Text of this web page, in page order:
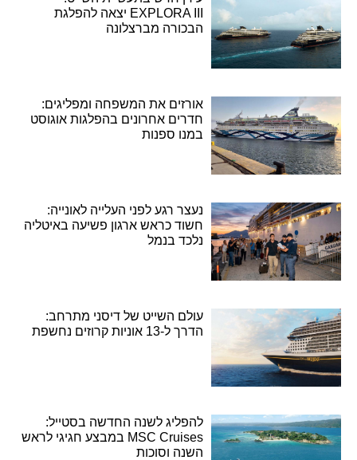
EXPLORA III יצאה להפלגת
הבכורה מברצלונה
אורזים את המשפחה ומפליגים:
חדרים אחרונים בהפלגות אוגוסט
במנו ספנות
נעצר רגע לפני העלייה לאונייה:
חשוד כראש ארגון פשיעה באיטליה
נלכד בנמל
עולם השייט של דיסני מתרחב:
הדרך ל-13 אוניות קרוזים נחשפת
להפליג לשנה החדשה בסטייל:
MSC Cruises במבצע חגיגי לראש
השנה וסוכות